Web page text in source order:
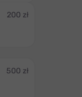
200 zł
500 zł